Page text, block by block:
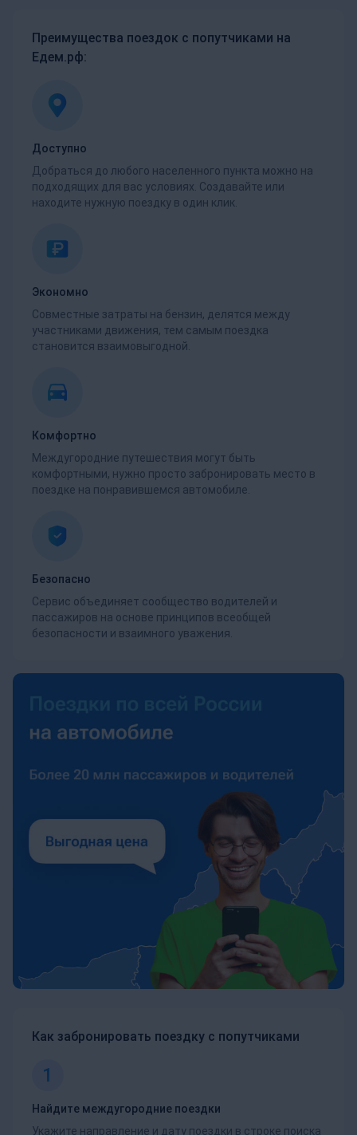
Преимущества поездок с попутчиками на
Едем.рф:
Доступно
Добраться до любого населенного пункта можно на
подходящих для вас условиях. Создавайте или
находите нужную поездку в один клик.
Экономно
Совместные затраты на бензин, делятся между
участниками движения, тем самым поездка
становится взаимовыгодной.
Комфортно
Междугородние путешествия могут быть
комфортными, нужно просто забронировать место в
поездке на понравившемся автомобиле.
Безопасно
Сервис объединяет сообщество водителей и
пассажиров на основе принципов всеобщей
безопасности и взаимного уважения.
Как забронировать поездку с попутчиками
1
Найдите междугородние поездки
Укажите направление и дату поездки в строке поиска